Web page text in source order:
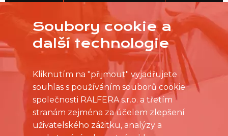
JDEME NA TO
Soubory cookie a
další technologie
Kliknutím na "přijmout" vyjadřujete
souhlas s používáním souborů cookie
společnosti RALFERA s.r.o. a třetím
stranám zejména za účelem zlepšení
uživatelského zážitku, analýzy a